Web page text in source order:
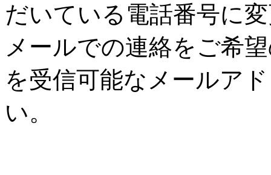
だいている電話番号に
メールでの連絡をご希
を受信可能なメールア
い。